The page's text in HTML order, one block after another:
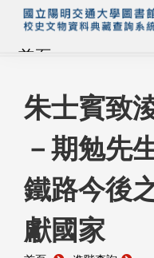
首頁
藏品查詢
校史館簡介
藏品清單全覽
資料調閱申請
朱士賓致
－期勉先
鐵路今後
獻國家